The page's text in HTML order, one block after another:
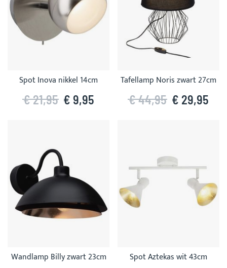
Spot Inova nikkel 14cm
€ 9,95
€ 21,95
Tafellamp Noris zwart 27cm
€ 29,95
€ 44,95
Wandlamp Billy zwart 23cm Spot Aztekas wit 43cm